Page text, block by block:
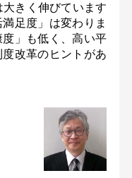
きく伸びています
足度」は変わりま
」も低く、高い平
改革のヒントがあ